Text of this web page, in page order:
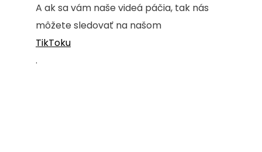
A ak sa vám naše videá páčia, tak nás
môžete sledovať na našom
TikToku
.